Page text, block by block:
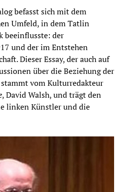
befasst sich mit dem
Umfeld, in dem Tatlin
beeinflusste: der
und der im Entstehen
Dieser Essay, der auch auf
über die Beziehung der
vom Kulturredakteur
, David Walsh, und trägt den
linken Künstler und die